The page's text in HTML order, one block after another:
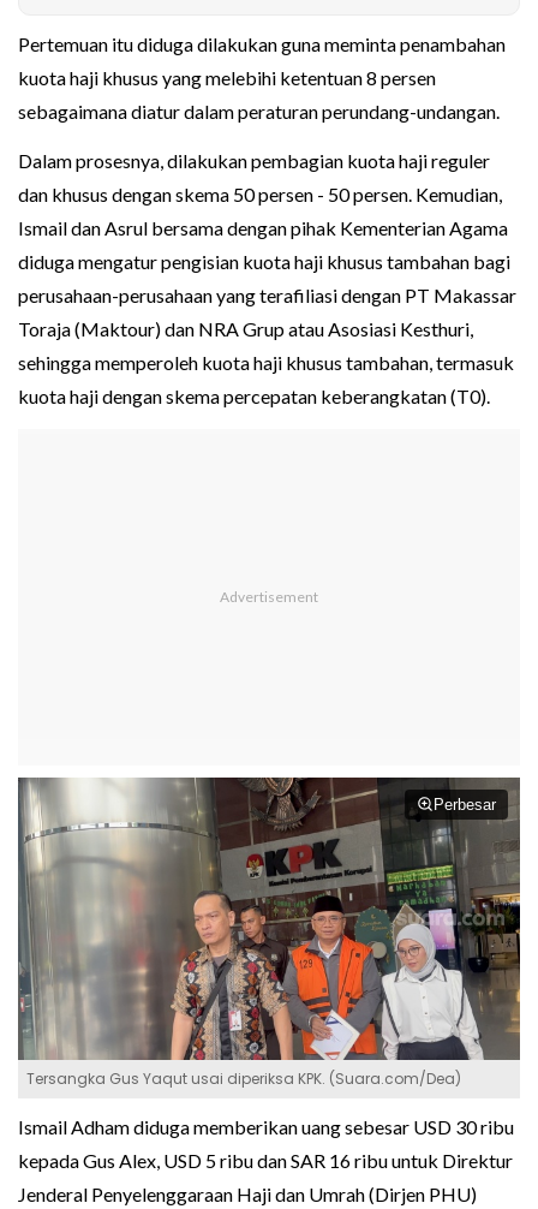
Pertemuan itu diduga dilakukan guna meminta penambahan
kuota haji khusus yang melebihi ketentuan 8 persen
sebagaimana diatur dalam peraturan perundang-undangan.
Dalam prosesnya, dilakukan pembagian kuota haji reguler
dan khusus dengan skema 50 persen - 50 persen. Kemudian,
Ismail dan Asrul bersama dengan pihak Kementerian Agama
diduga mengatur pengisian kuota haji khusus tambahan bagi
perusahaan-perusahaan yang terafiliasi dengan PT Makassar
Toraja (Maktour) dan NRA Grup atau Asosiasi Kesthuri,
sehingga memperoleh kuota haji khusus tambahan, termasuk
kuota haji dengan skema percepatan keberangkatan (T0).
Perbesar
Tersangka Gus Yaqut usai diperiksa KPK. (Suara.com/Dea)
Ismail Adham diduga memberikan uang sebesar USD 30 ribu
kepada Gus Alex, USD 5 ribu dan SAR 16 ribu untuk Direktur
Jenderal Penyelenggaraan Haji dan Umrah (Dirjen PHU)